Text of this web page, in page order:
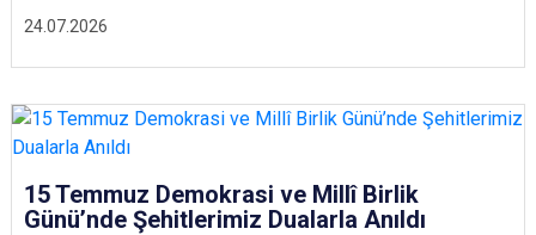
24.07.2026
15 Temmuz Demokrasi ve Millî Birlik
Günü’nde Şehitlerimiz Dualarla Anıldı